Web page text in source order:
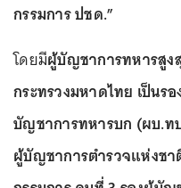
กรรมการ ปชด.”
โดยมีผู้บัญชาการทหารสูง
กระทรวงมหาดไทย เป็นร
บัญชาการทหารบก (ผบ.ท
ผู้บัญชาการตำรวจแห่งชา